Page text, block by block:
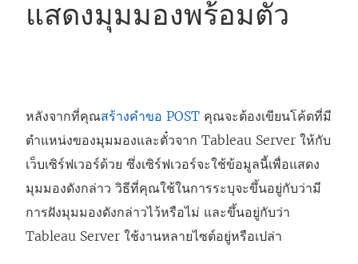
แสดงมุมมองพร้อมตั๋ว
หลังจากที่คุณสร้างคำขอ POST คุณจะต้องเขียนโค้ดที่มี
ตำแหน่งของมุมมองและตั๋วจาก Tableau Server ให้กับ
เว็บเซิร์ฟเวอร์ด้วย ซึ่งเซิร์ฟเวอร์จะใช้ข้อมูลนี้เพื่อแสดง
มุมมองดังกล่าว วิธีที่คุณใช้ในการระบุจะขึ้นอยู่กับว่ามี
การฝังมุมมองดังกล่าวไว้หรือไม่ และขึ้นอยู่กับว่า
Tableau Server ใช้งานหลายไซต์อยู่หรือเปล่า